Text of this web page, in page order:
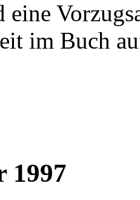
eine
im Buch
1997